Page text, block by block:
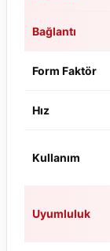
Bağlantı
Form Faktör
Hız
Kullanım
Uyumluluk